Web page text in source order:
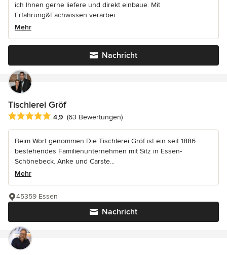
ich Ihnen gerne liefere und direkt einbaue. Mit
Erfahrung&Fachwissen verarbei...
Mehr
Nachricht
Tischlerei Gröf
Durchschnittliche Bewertung: 4.9 von 5 Sternen
4,9 (63 Bewertungen)
Beim Wort genommen Die Tischlerei Gröf ist ein seit 1886
bestehendes Familienunternehmen mit Sitz in Essen-
Schönebeck. Anke und Carste...
Mehr
Nachricht
45359 Essen